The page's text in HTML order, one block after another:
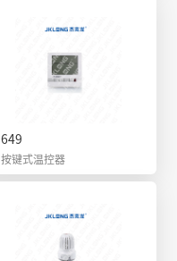
649
按键式温控器